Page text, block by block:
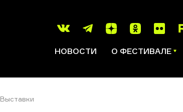
НОВОСТИ О ФЕСТИВАЛЕ
Выставки